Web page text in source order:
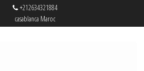
+212634321884
casablanca Maroc